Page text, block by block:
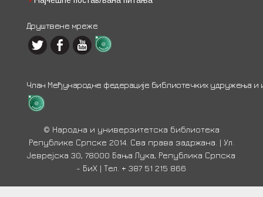
Друштвене мреже
Члан Међународне федерације библиотечких удружења и
© Народна и универзитетска библиотека
Републике Српске 2014. Сва права задржана. | Ул.
Јеврејска 30, 78000 Бања Лука, Република Српска
- БиХ | Тел. + 387 51 215 866